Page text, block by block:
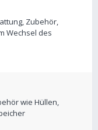
Zubehör,
Wechsel des
wie Hüllen,